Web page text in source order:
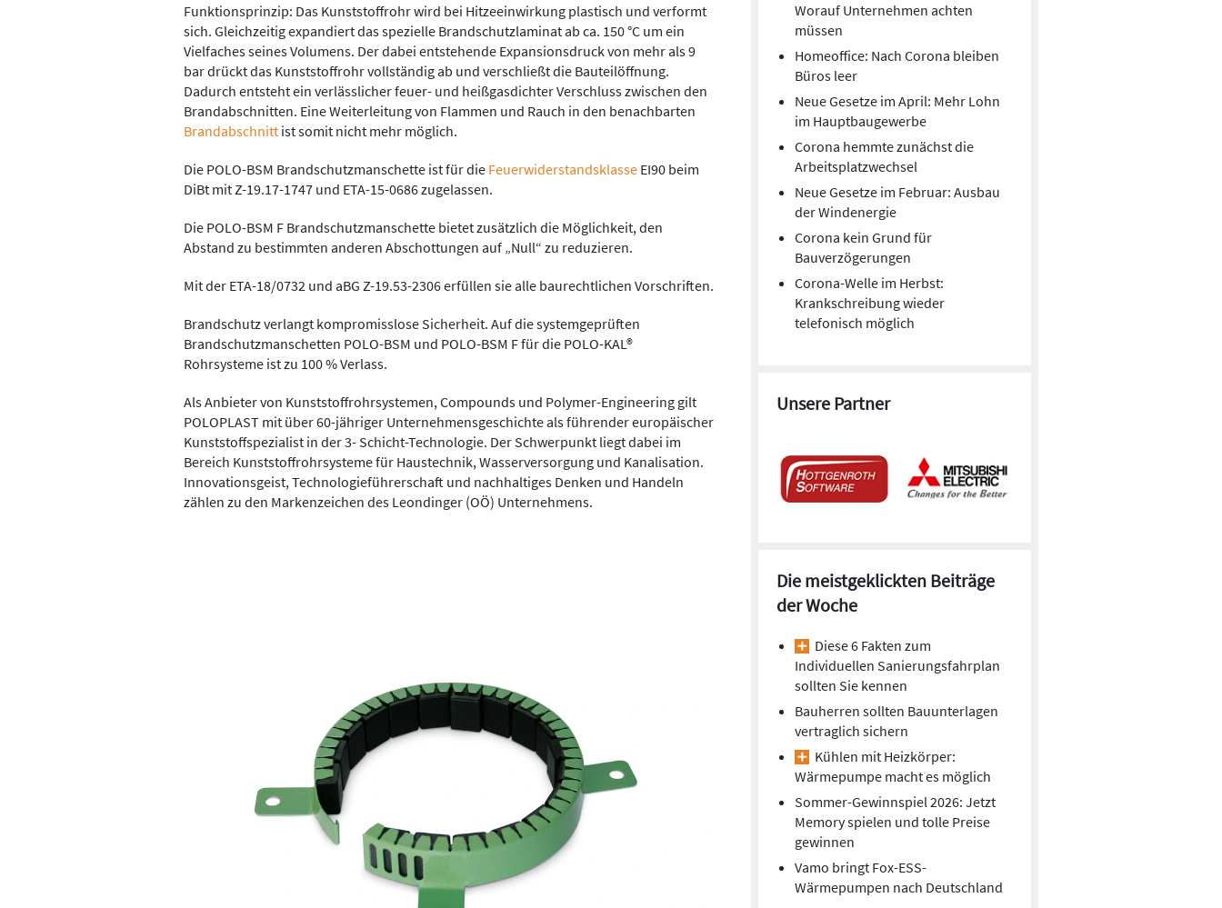
Funktionsprinzip: Das Kunststoffrohr wird bei Hitzeeinwirkung plastisch und verformt
sich. Gleichzeitig expandiert das spezielle Brandschutzlaminat ab ca. 150 °C um ein
Vielfaches seines Volumens. Der dabei entstehende Expansionsdruck von mehr als 9
bar drückt das Kunststoffrohr vollständig ab und verschließt die Bauteilöffnung.
Dadurch entsteht ein verlässlicher feuer- und heißgasdichter Verschluss zwischen den
Brandabschnitten. Eine Weiterleitung von Flammen und Rauch in den benachbarten
Brandabschnitt ist somit nicht mehr möglich.
Die POLO-BSM Brandschutzmanschette ist für die Feuerwiderstandsklasse EI90 beim
DiBt mit Z-19.17-1747 und ETA-15-0686 zugelassen.
Die POLO-BSM F Brandschutzmanschette bietet zusätzlich die Möglichkeit, den
Abstand zu bestimmten anderen Abschottungen auf „Null“ zu reduzieren.
Mit der ETA-18/0732 und aBG Z-19.53-2306 erfüllen sie alle baurechtlichen Vorschriften.
Brandschutz verlangt kompromisslose Sicherheit. Auf die systemgeprüften
Brandschutzmanschetten POLO-BSM und POLO-BSM F für die POLO-KAL®
Rohrsysteme ist zu 100 % Verlass.
Als Anbieter von Kunststoffrohrsystemen, Compounds und Polymer-Engineering gilt
POLOPLAST mit über 60-jähriger Unternehmensgeschichte als führender europäischer
Kunststoffspezialist in der 3- Schicht-Technologie. Der Schwerpunkt liegt dabei im
Bereich Kunststoffrohrsysteme für Haustechnik, Wasserversorgung und Kanalisation.
Innovationsgeist, Technologieführerschaft und nachhaltiges Denken und Handeln
zählen zu den Markenzeichen des Leondinger (OÖ) Unternehmens.
Worauf Unternehmen achten
müssen
Homeoffice: Nach Corona bleiben
Büros leer
Neue Gesetze im April: Mehr Lohn
im Hauptbaugewerbe
Corona hemmte zunächst die
Arbeitsplatzwechsel
Neue Gesetze im Februar: Ausbau
der Windenergie
Corona kein Grund für
Bauverzögerungen
Corona-Welle im Herbst:
Krankschreibung wieder
telefonisch möglich
Unsere Partner
Die meistgeklickten Beiträge
der Woche
Diese 6 Fakten zum
Individuellen Sanierungsfahrplan
sollten Sie kennen
Bauherren sollten Bauunterlagen
vertraglich sichern
Kühlen mit Heizkörper:
Wärmepumpe macht es möglich
Sommer-Gewinnspiel 2026: Jetzt
Memory spielen und tolle Preise
gewinnen
Vamo bringt Fox-ESS-
Wärmepumpen nach Deutschland